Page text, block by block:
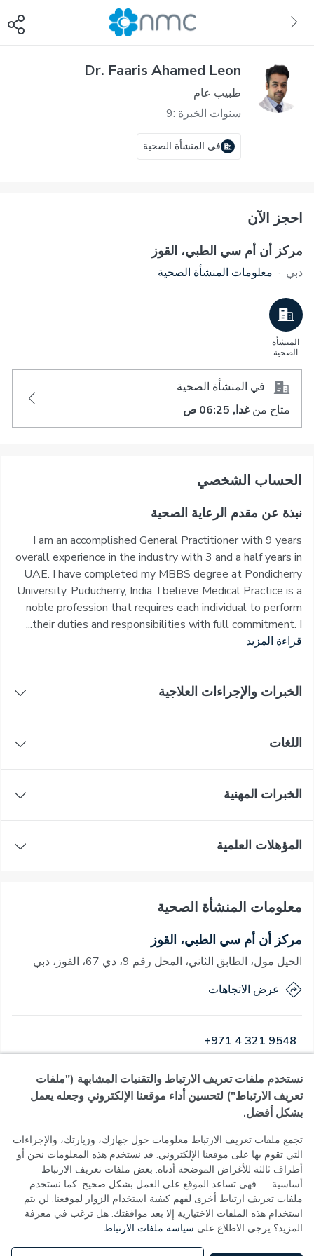
Dr. Faaris Ahamed Leon
طبيب عام
سنوات الخبرة :9
في المنشأة الصحية
احجز الآن
مركز أن أم سي الطبي، القوز
دبي · معلومات المنشأة الصحية
المنشأة
الصحية
في المنشأة الصحية
متاح من غدا, 06:25 ص
اﻟﺤﺴﺎﺏ اﻟﺸﺨﺼﻲ
نبذة عن مقدم الرعاية الصحية
I am an accomplished General Practitioner with 9 years
overall experience in the industry with 3 and a half years in
UAE. I have completed my MBBS degree at Pondicherry
University, Puducherry, India. I believe Medical Practice is a
noble profession that requires each individual to perform
their duties and responsibilities with full commitment. I...
قراءة المزيد
الخبرات والإجراءات العلاجية
اللغات
الخبرات المهنية
المؤهلات العلمية
معلومات المنشأة الصحية
مركز أن أم سي الطبي، القوز
الخيل مول، الطابق الثاني، المحل رقم 9، دي 67، القوز، دبي
عرض الاتجاهات
+971 4 321 9548
مفتوح · مفتوح اليوم,
08:00 - 23:00
MOH License No - 7VL60HU3
سياسة الخصوصية
شروط الاستخدام
سياسة ملفات تعريف الارتباط
إعدادات ملفات تعريف الارتباط
نستخدم ملفات تعريف الارتباط والتقنيات المشابهة ("ملفات
تعريف الارتباط") لتحسين أداء موقعنا الإلكتروني وجعله يعمل
بشكل أفضل.
تجمع ملفات تعريف الارتباط معلومات حول جهازك، وزيارتك، والإجراءات
التي تقوم بها على موقعنا الإلكتروني. قد نستخدم هذه المعلومات نحن أو
أطراف ثالثة للأغراض الموضحة أدناه. بعض ملفات تعريف الارتباط
أساسية — فهي تساعد الموقع على العمل بشكل صحيح. كما نستخدم
ملفات تعريف ارتباط أخرى لفهم كيفية استخدام الزوار لموقعنا. لن يتم
استخدام هذه الملفات الاختيارية إلا بعد موافقتك. هل ترغب في معرفة
المزيد؟ يرجى الاطلاع على سياسة ملفات الارتباط.